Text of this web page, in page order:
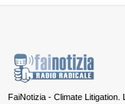
FaiNotizia - Climate Litigation.